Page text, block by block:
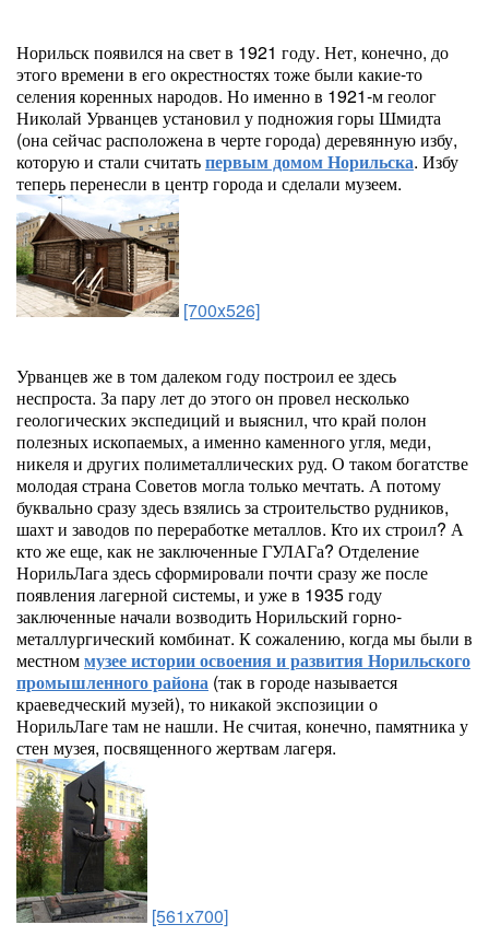
Норильск появился на свет в 1921 году. Нет, конечно, до
этого времени в его окрестностях тоже были какие-то
селения коренных народов. Но именно в 1921-м геолог
Николай Урванцев установил у подножия горы Шмидта
(она сейчас расположена в черте города) деревянную избу,
которую и стали считатьпервым домом Норильска. Избу
теперь перенесли в центр города и сделали музеем.
[700x526]
Урванцев же в том далеком году построил ее здесь
неспроста. За пару лет до этого он провел несколько
геологических экспедиций и выяснил, что край полон
полезных ископаемых, а именно каменного угля, меди,
никеля и других полиметаллических руд. О таком богатстве
молодая страна Советов могла только мечтать. А потому
буквально сразу здесь взялись за строительство рудников,
шахт и заводов по переработке металлов. Кто их строил? А
кто же еще, как не заключенные ГУЛАГа? Отделение
НорильЛага здесь сформировали почти сразу же после
появления лагерной системы, и уже в 1935 году
заключенные начали возводить Норильский горно-
металлургический комбинат. К сожалению, когда мы были в
местноммузее истории освоения и развития Норильского
промышленного района (так в городе называется
краеведческий музей), то никакой экспозиции о
НорильЛаге там не нашли. Не считая, конечно, памятника у
стен музея, посвященного жертвам лагеря.
[561x700]